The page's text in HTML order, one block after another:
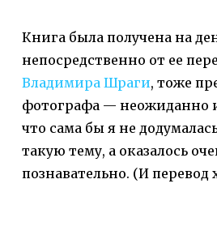
Книга была получена на
непосредственно от ее
Владимира Шраги, тоже
фотографа — неожиданно
что сама бы я не
такую тему, а оказалось
познавательно. (И